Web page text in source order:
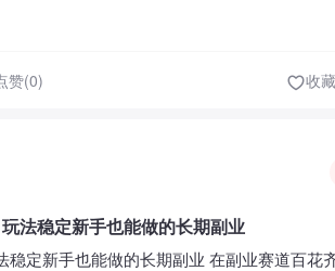
赞(0) 收藏
法稳定新手也能做的长期副业
定新手也能做的长期副业 在副业赛道百花